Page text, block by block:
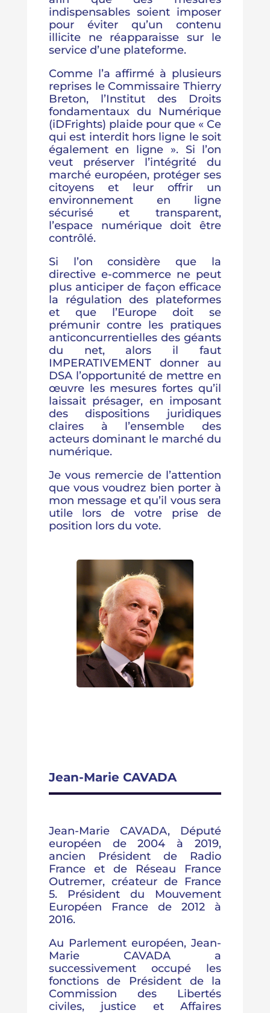
indispensables soient imposer
pour éviter qu’un contenu
illicite ne réapparaisse sur le
service d’une plateforme.
Comme l’a affirmé à plusieurs
reprises le Commissaire Thierry
Breton, l’Institut des Droits
fondamentaux du Numérique
(iDFrights) plaide pour que « Ce
qui est interdit hors ligne le soit
également en ligne ». Si l’on
veut préserver l’intégrité du
marché européen, protéger ses
citoyens et leur offrir un
environnement en ligne
sécurisé et transparent,
l’espace numérique doit être
contrôlé.
Si l’on considère que la
directive e-commerce ne peut
plus anticiper de façon efficace
la régulation des plateformes
et que l’Europe doit se
prémunir contre les pratiques
anticoncurrentielles des géants
du net, alors il faut
IMPERATIVEMENT donner au
DSA l’opportunité de mettre en
œuvre les mesures fortes qu’il
laissait présager, en imposant
des dispositions juridiques
claires à l’ensemble des
acteurs dominant le marché du
numérique.
Je vous remercie de l’attention
que vous voudrez bien porter à
mon message et qu’il vous sera
utile lors de votre prise de
position lors du vote.
Jean-Marie CAVADA
Jean-Marie CAVADA, Député
européen de 2004 à 2019,
ancien Président de Radio
France et de Réseau France
Outremer, créateur de France
5. Président du Mouvement
Européen France de 2012 à
2016.
Au Parlement européen, Jean-
Marie CAVADA a
successivement occupé les
fonctions de Président de la
Commission des Libertés
civiles, justice et Affaires